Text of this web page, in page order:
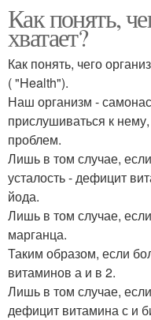
Как понять,
хватает?
Как понять, чего
( "Health").
Наш организм -
прислушиваться к
проблем.
Лишь в том случае,
усталость - дефицит
йода.
Лишь в том случае,
марганца.
Таким образом, если
витаминов а и в 2.
Лишь в том случае,
дефицит витамина с и